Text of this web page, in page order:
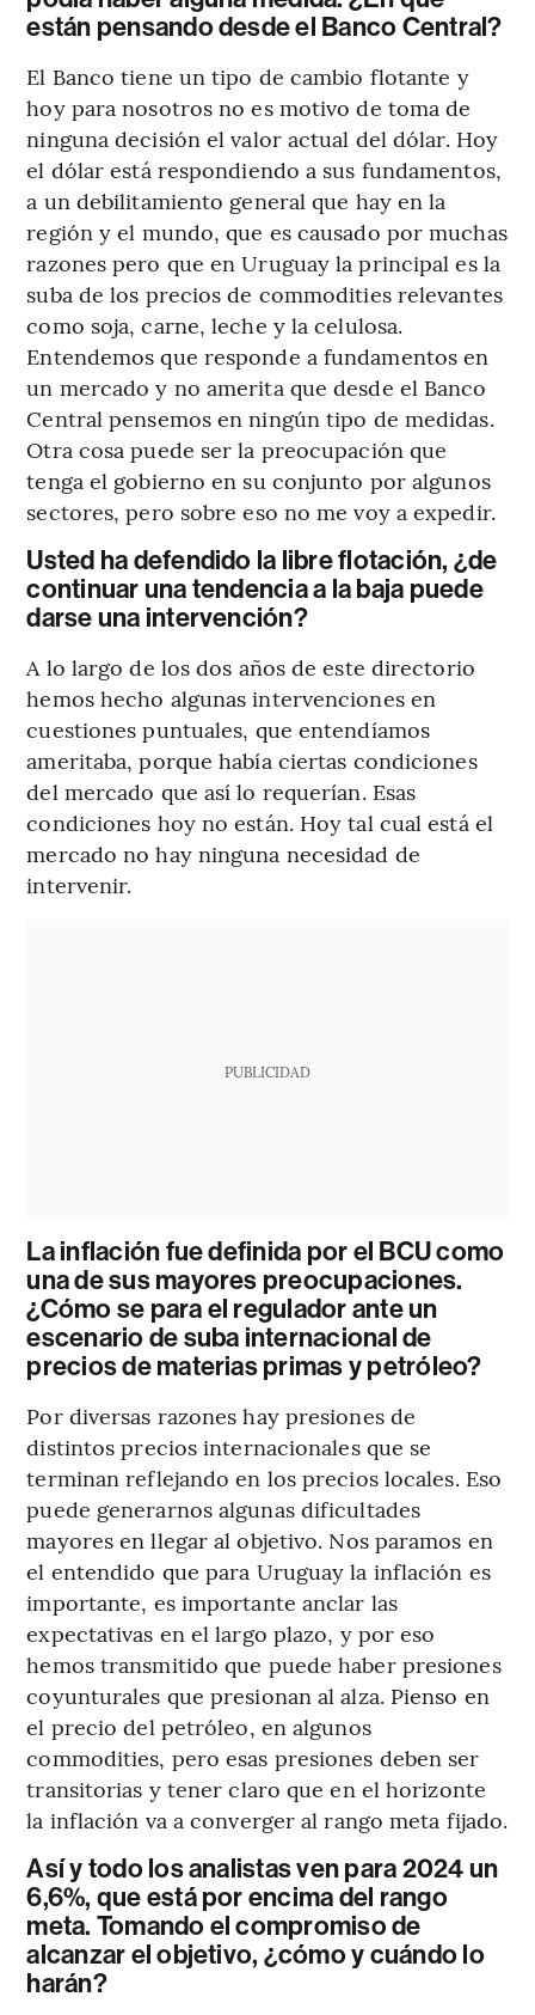
están pensando desde el Banco Central?
El Banco tiene un tipo de cambio flotante y
hoy para nosotros no es motivo de toma de
ninguna decisión el valor actual del dólar. Hoy
el dólar está respondiendo a sus fundamentos,
a un debilitamiento general que hay en la
región y el mundo, que es causado por muchas
razones pero que en Uruguay la principal es la
suba de los precios de commodities relevantes
como soja, carne, leche y la celulosa.
Entendemos que responde a fundamentos en
un mercado y no amerita que desde el Banco
Central pensemos en ningún tipo de medidas.
Otra cosa puede ser la preocupación que
tenga el gobierno en su conjunto por algunos
sectores, pero sobre eso no me voy a expedir.
Usted ha defendido la libre flotación, ¿de
continuar una tendencia a la baja puede
darse una intervención?
A lo largo de los dos años de este directorio
hemos hecho algunas intervenciones en
cuestiones puntuales, que entendíamos
ameritaba, porque había ciertas condiciones
del mercado que así lo requerían. Esas
condiciones hoy no están. Hoy tal cual está el
mercado no hay ninguna necesidad de
intervenir.
PUBLICIDAD
La inflación fue definida por el BCU como
una de sus mayores preocupaciones.
¿Cómo se para el regulador ante un
escenario de suba internacional de
precios de materias primas y petróleo?
Por diversas razones hay presiones de
distintos precios internacionales que se
terminan reflejando en los precios locales. Eso
puede generarnos algunas dificultades
mayores en llegar al objetivo. Nos paramos en
el entendido que para Uruguay la inflación es
importante, es importante anclar las
expectativas en el largo plazo, y por eso
hemos transmitido que puede haber presiones
coyunturales que presionan al alza. Pienso en
el precio del petróleo, en algunos
commodities, pero esas presiones deben ser
transitorias y tener claro que en el horizonte
la inflación va a converger al rango meta fijado.
Así y todo los analistas ven para 2024 un
6,6%, que está por encima del rango
meta. Tomando el compromiso de
alcanzar el objetivo, ¿cómo y cuándo lo
harán?